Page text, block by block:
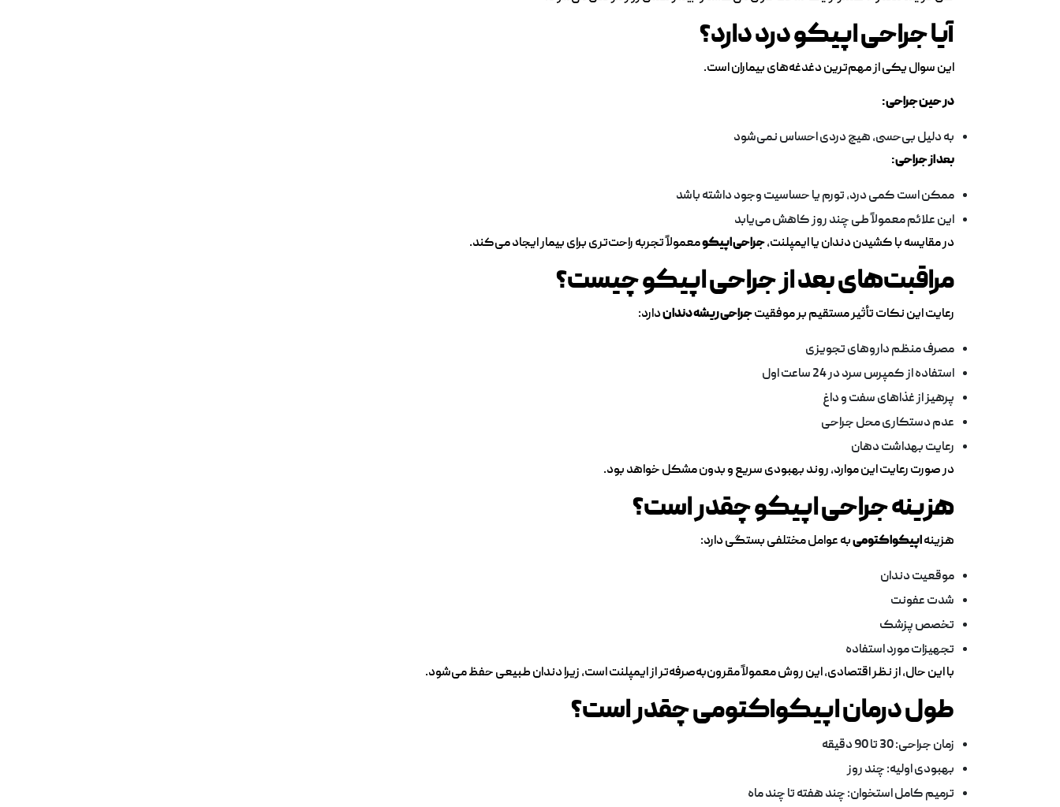
آیا جراحی اپیکو درد دارد؟
این سوال یکی از مهم‌ترین دغدغه‌های بیماران است.
در حین جراحی:
به دلیل بی‌حسی، هیچ دردی احساس نمی‌شود
بعد از جراحی:
ممکن است کمی درد، تورم یا حساسیت وجود داشته باشد
این علائم معمولاً طی چند روز کاهش می‌یابد
در مقایسه با کشیدن دندان یا ایمپلنت،جراحی اپیکومعمولاً تجربه راحت‌تری برای بیمار ایجاد می‌کند.
مراقبت‌های بعد از جراحی اپیکو چیست؟
رعایت این نکات تأثیر مستقیم بر موفقیتجراحی ریشه دنداندارد:
مصرف منظم داروهای تجویزی
استفاده از کمپرس سرد در 24 ساعت اول
پرهیز از غذاهای سفت و داغ
عدم دستکاری محل جراحی
رعایت بهداشت دهان
در صورت رعایت این موارد، روند بهبودی سریع و بدون مشکل خواهد بود.
هزینه جراحی اپیکو چقدر است؟
هزینهاپیکواکتومیبه عوامل مختلفی بستگی دارد:
موقعیت دندان
شدت عفونت
تخصص پزشک
تجهیزات مورد استفاده
با این حال، از نظر اقتصادی، این روش معمولاً مقرون‌به‌صرفه‌تر از ایمپلنت است، زیرا دندان طبیعی حفظ می‌شود.
طول درمان اپیکواکتومی چقدر است؟
زمان جراحی: 30 تا 90 دقیقه
بهبودی اولیه: چند روز
ترمیم کامل استخوان: چند هفته تا چند ماه